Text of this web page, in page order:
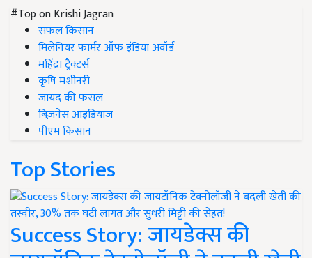
#Top on Krishi Jagran
सफल किसान
मिलेनियर फार्मर ऑफ इंडिया अवॉर्ड
महिंद्रा ट्रैक्टर्स
कृषि मशीनरी
जायद की फसल
बिज़नेस आइडियाज
पीएम किसान
Top Stories
Success Story: जायडेक्स की